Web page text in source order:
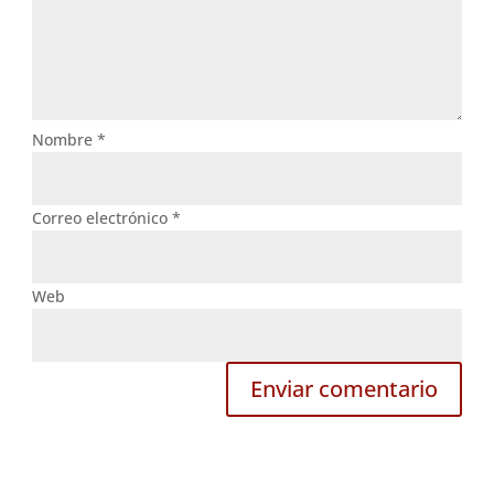
Nombre*
Correo electrónico*
Web